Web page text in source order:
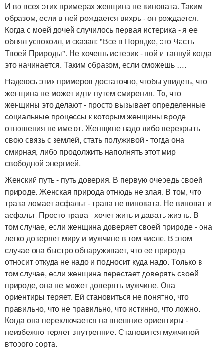
И во всех этих примерах женщина не виновата. Таким
образом, если в ней рождается вихрь - он рождается.
Когда с моей дочей случилось первая истерика - я ее
обнял успокоил, и сказал: "Все в Порядке, это Часть
Твоей Природы". Не хочешь истерик - пой и танцуй когда
это начинается. Таким образом, если сможешь ….
Надеюсь этих примеров достаточно, чтобы увидеть, что
женщина не может идти путем смирения. То, что
женщины это делают - просто вызывает определенные
социальные процессы к которым женщины вроде
отношения не имеют. Женщине надо либо перекрыть
свою связь с землей, стать полуживой - тогда она
смирная, либо продолжить наполнять этот мир
свободной энергией.
Женский путь - путь доверия. В первую очередь своей
природе. Женская природа отнюдь не злая. В том, что
трава ломает асфальт - трава не виновата. Не виноват и
асфальт. Просто трава - хочет жить и давать жизнь. В
том случае, если женщина доверяет своей природе - она
легко доверяет миру и мужчине в том числе. В этом
случае она быстро обнаруживает, что ее природа
относит откуда не надо и подносит куда надо. Только в
том случае, если женщина перестает доверять своей
природе, она не может доверять мужчине. Она
ориентиры теряет. Ей становиться не понятно, что
правильно, что не правильно, что истинно, что ложно.
Когда она переключается на внешние ориентиры -
неизбежно теряет внутренние. Становится мужчиной
второго сорта.